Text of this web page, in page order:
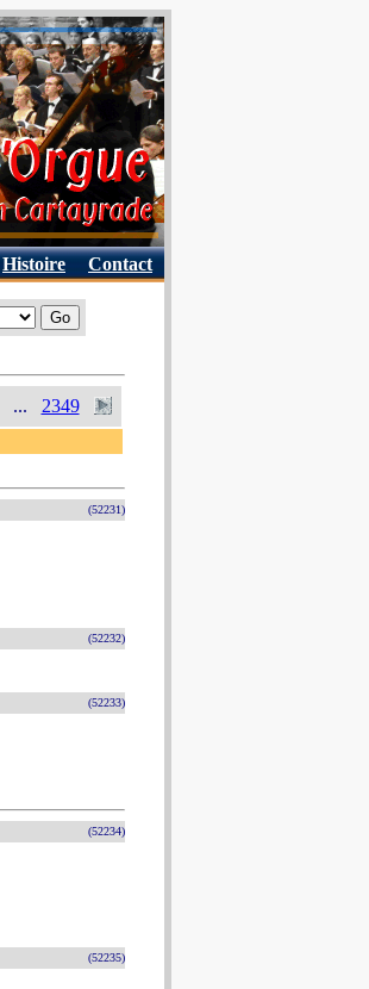
Histoire Contact
... 2349
(52231)
(52232)
(52233)
(52234)
(52235)